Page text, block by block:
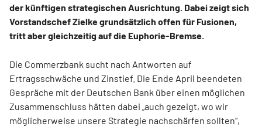
der künftigen strategischen Ausrichtung. Dabei zeigt sich
Vorstandschef Zielke grundsätzlich offen für Fusionen,
tritt aber gleichzeitig auf die Euphorie-Bremse.
Die Commerzbank sucht nach Antworten auf
Ertragsschwäche und Zinstief. Die Ende April beendeten
Gespräche mit der Deutschen Bank über einen möglichen
Zusammenschluss hätten dabei „auch gezeigt, wo wir
möglicherweise unsere Strategie nachschärfen sollten“,